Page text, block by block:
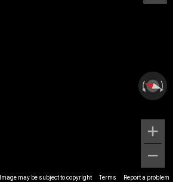
Image may be subject to copyright Terms Report a problem